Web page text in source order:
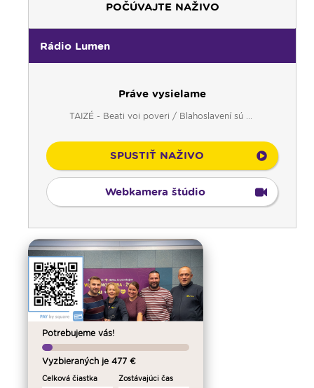
POČÚVAJTE NAŽIVO
Rádio Lumen
Práve vysielame
TAIZÉ - Beati voi poveri / Blahoslavení sú ...
SPUSTIŤ NAŽIVO
Webkamera štúdio
Potrebujeme vás!
Vyzbieraných je 477 €
Celková čiastka Zostávajúci čas